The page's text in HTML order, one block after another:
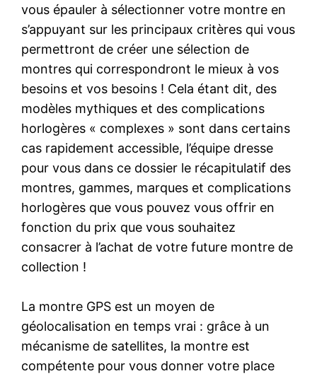
vous épauler à sélectionner votre montre en
s’appuyant sur les principaux critères qui vous
permettront de créer une sélection de
montres qui correspondront le mieux à vos
besoins et vos besoins ! Cela étant dit, des
modèles mythiques et des complications
horlogères « complexes » sont dans certains
cas rapidement accessible, l’équipe dresse
pour vous dans ce dossier le récapitulatif des
montres, gammes, marques et complications
horlogères que vous pouvez vous offrir en
fonction du prix que vous souhaitez
consacrer à l’achat de votre future montre de
collection !
La montre GPS est un moyen de
géolocalisation en temps vrai : grâce à un
mécanisme de satellites, la montre est
compétente pour vous donner votre place